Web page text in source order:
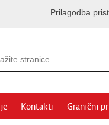
Prilagodba
Kontakti Granični